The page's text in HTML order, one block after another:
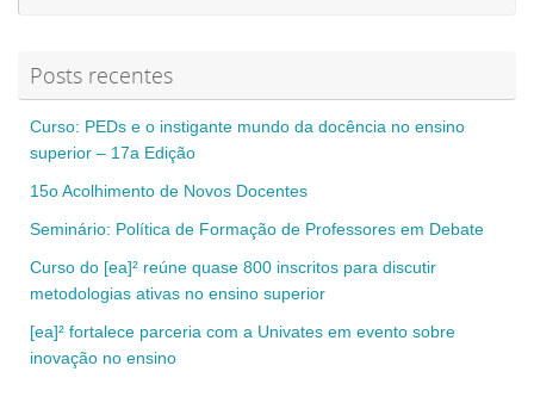
Posts recentes
Curso: PEDs e o instigante mundo da docência no ensino
superior – 17a Edição
15o Acolhimento de Novos Docentes
Seminário: Política de Formação de Professores em Debate
Curso do [ea]² reúne quase 800 inscritos para discutir
metodologias ativas no ensino superior
[ea]² fortalece parceria com a Univates em evento sobre
inovação no ensino